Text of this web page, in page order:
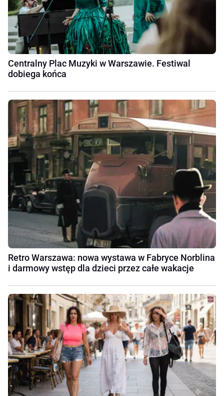
Centralny Plac Muzyki w Warszawie. Festiwal
dobiega końca
Retro Warszawa: nowa wystawa w Fabryce Norblina
i darmowy wstęp dla dzieci przez całe wakacje